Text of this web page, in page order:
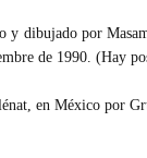
y dibujado por
de 1990. (Hay
en México por